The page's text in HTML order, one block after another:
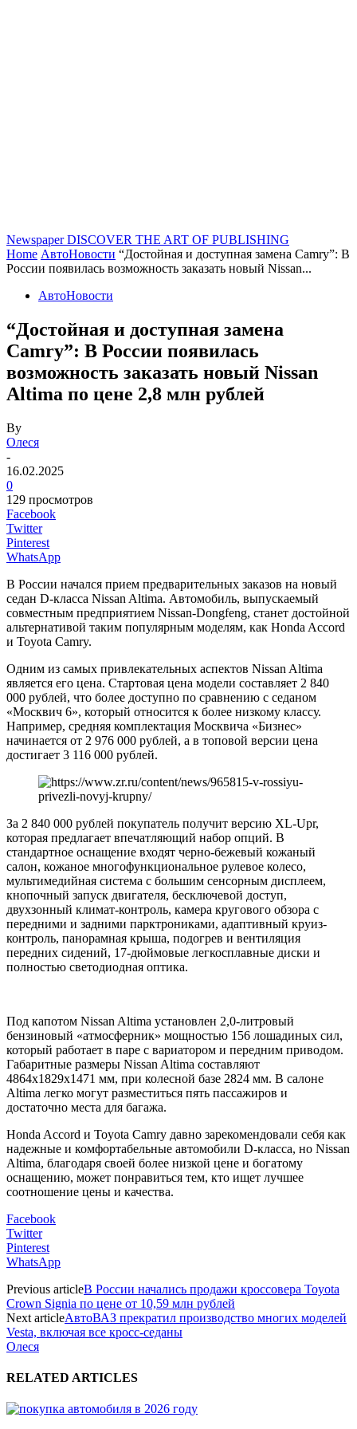
Newspaper DISCOVER THE ART OF PUBLISHING
Home АвтоНовости “Достойная и доступная замена Camry”: В
России появилась возможность заказать новый Nissan...
АвтоНовости
“Достойная и доступная замена
Camry”: В России появилась
возможность заказать новый Nissan
Altima по цене 2,8 млн рублей
By
Олеся
-
16.02.2025
0
129 просмотров
Facebook
Twitter
Pinterest
WhatsApp
В России начался прием предварительных заказов на новый
седан D-класса Nissan Altima. Автомобиль, выпускаемый
совместным предприятием Nissan-Dongfeng, станет достойной
альтернативой таким популярным моделям, как Honda Accord
и Toyota Camry.
Одним из самых привлекательных аспектов Nissan Altima
является его цена. Стартовая цена модели составляет 2 840
000 рублей, что более доступно по сравнению с седаном
«Москвич 6», который относится к более низкому классу.
Например, средняя комплектация Москвича «Бизнес»
начинается от 2 976 000 рублей, а в топовой версии цена
достигает 3 116 000 рублей.
За 2 840 000 рублей покупатель получит версию XL-Upr,
которая предлагает впечатляющий набор опций. В
стандартное оснащение входят черно-бежевый кожаный
салон, кожаное многофункциональное рулевое колесо,
мультимедийная система с большим сенсорным дисплеем,
кнопочный запуск двигателя, бесключевой доступ,
двухзонный климат-контроль, камера кругового обзора с
передними и задними парктрониками, адаптивный круиз-
контроль, панорамная крыша, подогрев и вентиляция
передних сидений, 17-дюймовые легкосплавные диски и
полностью светодиодная оптика.
Под капотом Nissan Altima установлен 2,0-литровый
бензиновый «атмосферник» мощностью 156 лошадиных сил,
который работает в паре с вариатором и передним приводом.
Габаритные размеры Nissan Altima составляют
4864x1829x1471 мм, при колесной базе 2824 мм. В салоне
Altima легко могут разместиться пять пассажиров и
достаточно места для багажа.
Honda Accord и Toyota Camry давно зарекомендовали себя как
надежные и комфортабельные автомобили D-класса, но Nissan
Altima, благодаря своей более низкой цене и богатому
оснащению, может понравиться тем, кто ищет лучшее
соотношение цены и качества.
Facebook
Twitter
Pinterest
WhatsApp
Previous articleВ России начались продажи кроссовера Toyota
Crown Signia по цене от 10,59 млн рублей
Next articleАвтоВАЗ прекратил производство многих моделей
Vesta, включая все кросс-седаны
Олеся
RELATED ARTICLES